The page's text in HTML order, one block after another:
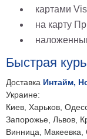
картами
на карту
Быстрая
Доставка Интайм,
Украине:
Киев, Харьков,
Запорожье, Львов,
Винница, Макеевка,